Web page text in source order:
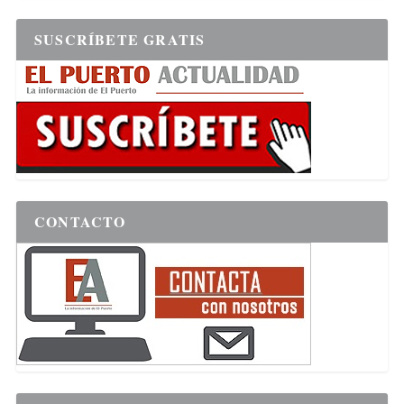
SUSCRÍBETE GRATIS
CONTACTO